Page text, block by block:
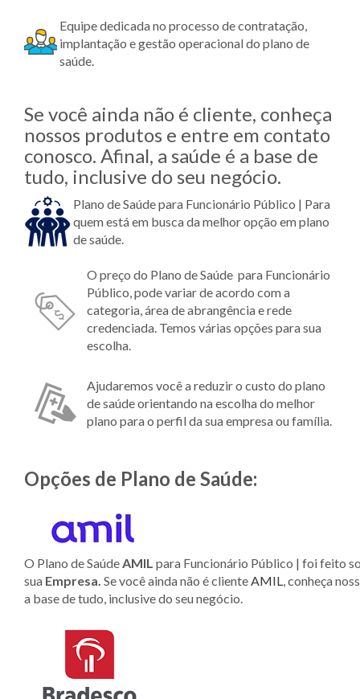
Equipe dedicada no processo de contratação,
implantação e gestão operacional do plano de
saúde.
Se você ainda não é cliente, conheça
nossos produtos e entre em contato
conosco. Afinal, a saúde é a base de
tudo, inclusive do seu negócio.
Plano de Saúde para Funcionário Público | Para
quem está em busca da melhor opção em plano
de saúde.
O preço do Plano de Saúde para Funcionário
Público,pode variar de acordo com a
categoria, área de abrangência e rede
credenciada. Temos várias opções para sua
escolha.
Ajudaremos você a reduzir o custo do plano
de saúde orientando na escolha do melhor
plano para o perfil da sua empresa ou família.
Opções de Plano de Saúde:
O Plano de SaúdeAMIL para Funcionário Público | foi feito
sua Empresa. Se você ainda não é clienteAMIL, conheça
a base de tudo, inclusive do seu negócio.